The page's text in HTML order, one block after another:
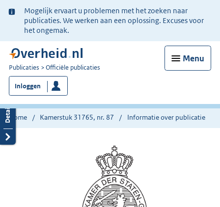
Ter
informatie:
Mogelijk ervaart u problemen met het zoeken naar
publicaties. We werken aan een oplossing. Excuses voor
het ongemak.
Menu
U
bent
nu
hier:
Publicaties Officiële publicaties
Inloggen
Home Kamerstuk 31765, nr. 87 Informatie over publicatie